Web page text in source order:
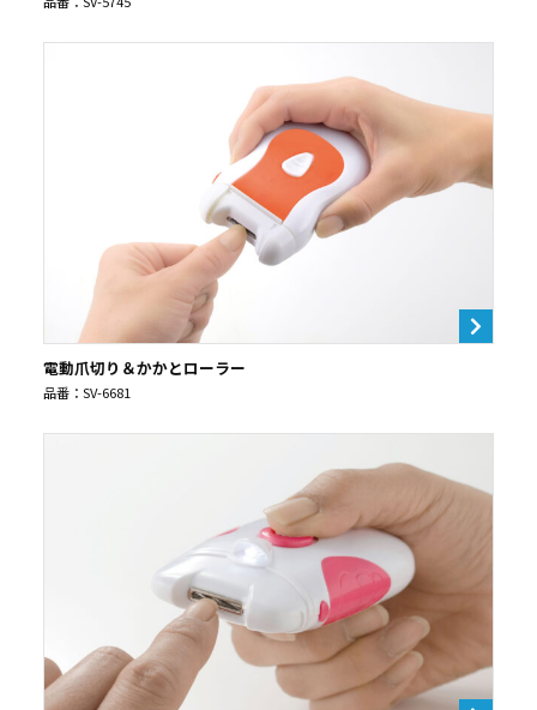
電動爪切り＆かかとローラー
品番：SV-6681